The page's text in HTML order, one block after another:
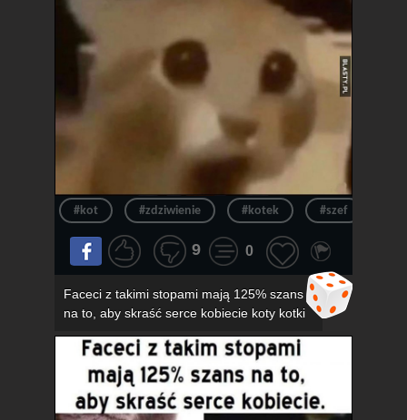
#kot #zdziwienie #kotek #szef
9 0
Faceci z takimi stopami mają 125% szans
na to, aby skraść serce kobiecie koty kotki